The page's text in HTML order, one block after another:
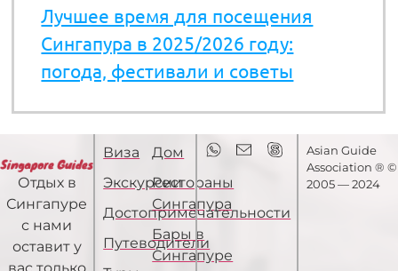
Лучшее время для посещения
Сингапура в 2025/2026 году:
погода, фестивали и советы
Отдых в
Сингапуре
с нами
оставит у
Виза
Экскурсии
Достопримечательности
Путеводители
Дом
Рестораны
Сингапура
Бары в
Сингапуре
Asian Guide
Association ® ©
2005 — 2024